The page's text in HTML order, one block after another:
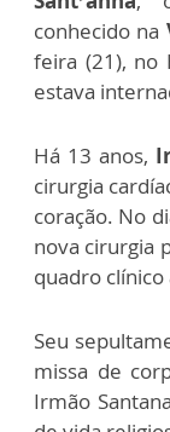
conhecido na
feira (21), no
estava
Há 13 anos,
cirurgia
coração. No
nova cirurgia
quadro
Seu
missa de
Irmão